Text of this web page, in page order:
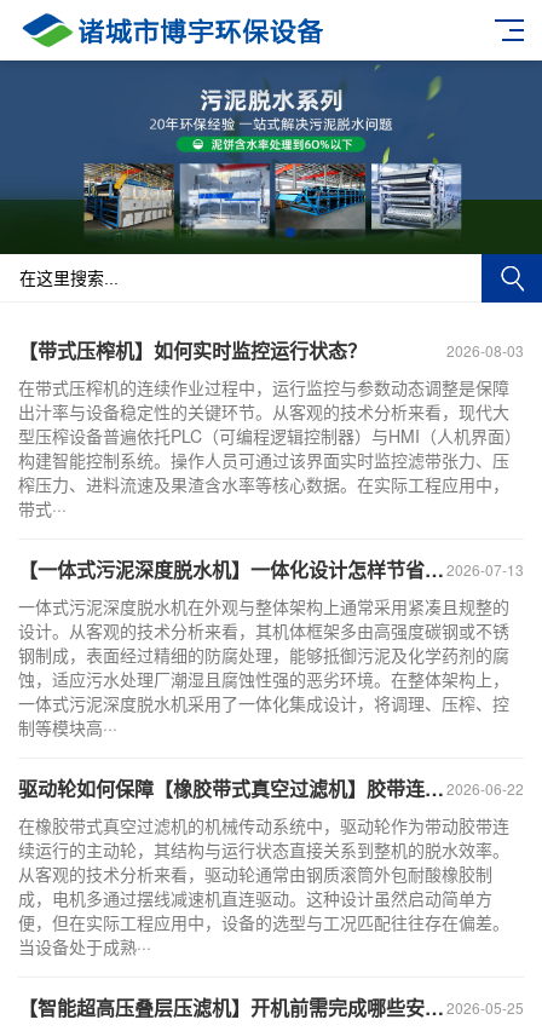
2026-08-03
【带式压榨机】如何实时监控运行状态？
在带式压榨机的连续作业过程中，运行监控与参数动态调整是保障
出汁率与设备稳定性的关键环节。从客观的技术分析来看，现代大
型压榨设备普遍依托PLC（可编程逻辑控制器）与HMI（人机界面）
构建智能控制系统。操作人员可通过该界面实时监控滤带张力、压
榨压力、进料流速及果渣含水率等核心数据。在实际工程应用中，
带式···
2026-07-13
【一体式污泥深度脱水机】一体化设计怎样节省占地面积？
一体式污泥深度脱水机在外观与整体架构上通常采用紧凑且规整的
设计。从客观的技术分析来看，其机体框架多由高强度碳钢或不锈
钢制成，表面经过精细的防腐处理，能够抵御污泥及化学药剂的腐
蚀，适应污水处理厂潮湿且腐蚀性强的恶劣环境。在整体架构上，
一体式污泥深度脱水机采用了一体化集成设计，将调理、压榨、控
制等模块高···
2026-06-22
驱动轮如何保障【橡胶带式真空过滤机】胶带连续稳定运行？
在橡胶带式真空过滤机的机械传动系统中，驱动轮作为带动胶带连
续运行的主动轮，其结构与运行状态直接关系到整机的脱水效率。
从客观的技术分析来看，驱动轮通常由钢质滚筒外包耐酸橡胶制
成，电机多通过摆线减速机直连驱动。这种设计虽然启动简单方
便，但在实际工程应用中，设备的选型与工况匹配往往存在偏差。
当设备处于成熟···
2026-05-25
【智能超高压叠层压滤机】开机前需完成哪些安全检查项目？